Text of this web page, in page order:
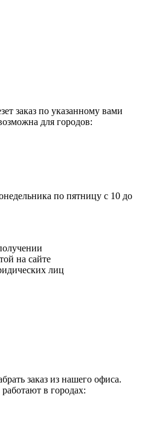
заказ по указанному вами
для городов:
по пятницу с 10 до
на сайте
лиц
заказ из нашего офиса.
в городах: